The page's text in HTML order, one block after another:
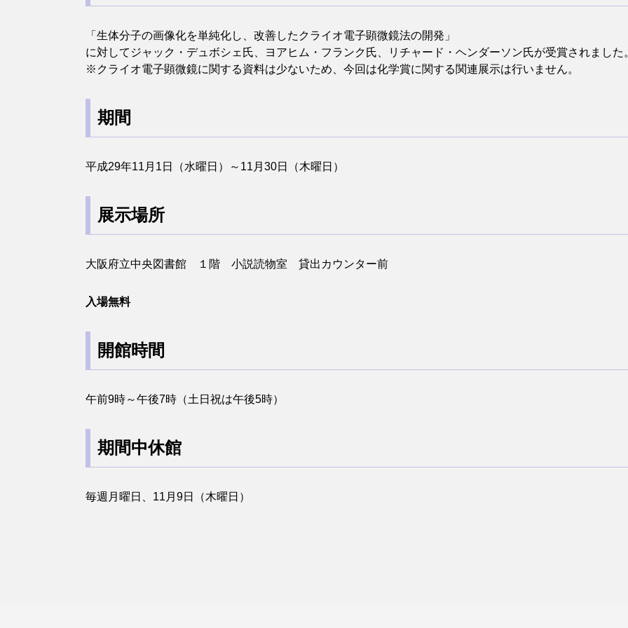
「生体分子の画像化を単純化し、改善したクライオ電子顕微鏡法の開発」
に対してジャック・デュボシェ氏、ヨアヒム・フランク氏、リチャード・ヘンダーソン氏が受賞されました
※クライオ電子顕微鏡に関する資料は少ないため、今回は化学賞に関する関連展示は行いません。
期間
平成29年11月1日（水曜日）～11月30日（木曜日）
展示場所
大阪府立中央図書館 １階 小説読物室 貸出カウンター前
入場無料
開館時間
午前9時～午後7時（土日祝は午後5時）
期間中休館
毎週月曜日、11月9日（木曜日）